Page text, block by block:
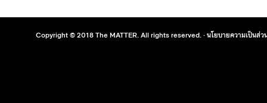
Copyright © 2018 The MATTER. All rights reserved. ·นโยบายความเป็นส่ว